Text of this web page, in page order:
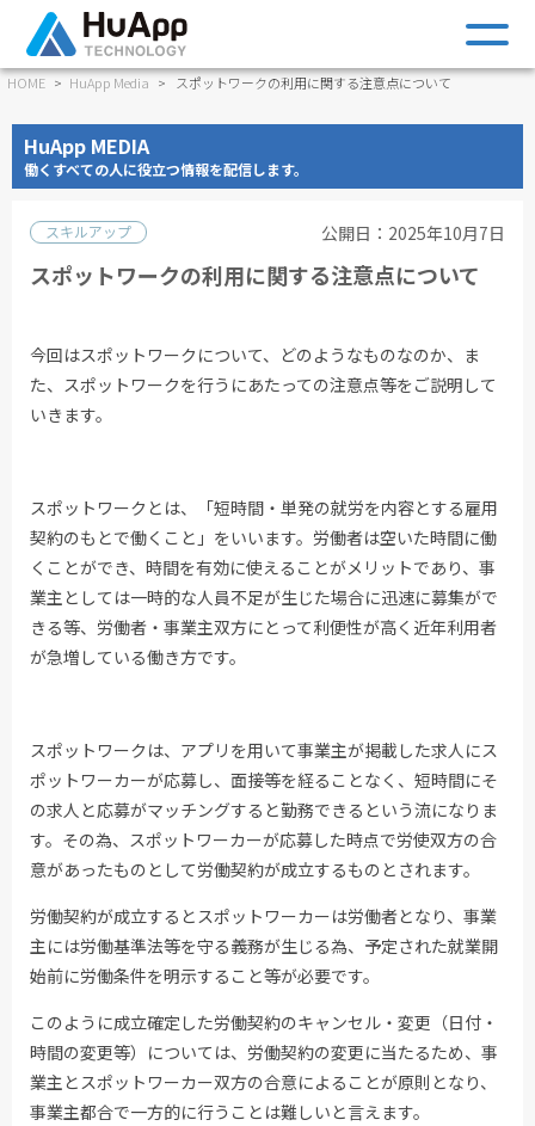
HOME HuApp Media スポットワークの利用に関する注意点について
HuApp MEDIA
働くすべての人に役立つ情報を配信します。
スキルアップ 公開日：2025年10月7日
スポットワークの利用に関する注意点について
今回はスポットワークについて、どのようなものなのか、ま
た、スポットワークを行うにあたっての注意点等をご説明して
いきます。
スポットワークとは、「短時間・単発の就労を内容とする雇用
契約のもとで働くこと」をいいます。労働者は空いた時間に働
くことができ、時間を有効に使えることがメリットであり、事
業主としては一時的な人員不足が生じた場合に迅速に募集がで
きる等、労働者・事業主双方にとって利便性が高く近年利用者
が急増している働き方です。
スポットワークは、アプリを用いて事業主が掲載した求人にス
ポットワーカーが応募し、面接等を経ることなく、短時間にそ
の求人と応募がマッチングすると勤務できるという流になりま
す。その為、スポットワーカーが応募した時点で労使双方の合
意があったものとして労働契約が成立するものとされます。
労働契約が成立するとスポットワーカーは労働者となり、事業
主には労働基準法等を守る義務が生じる為、予定された就業開
始前に労働条件を明示すること等が必要です。
このように成立確定した労働契約のキャンセル・変更（日付・
時間の変更等）については、労働契約の変更に当たるため、事
業主とスポットワーカー双方の合意によることが原則となり、
事業主都合で一方的に行うことは難しいと言えます。